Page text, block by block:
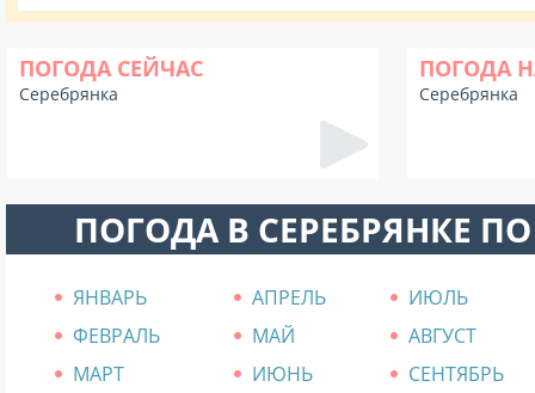
ПОГОДА СЕЙЧАС
Серебрянка
ПОГОДА
Серебрянка
ПОГОДА В СЕРЕБРЯНКЕ
ЯНВАРЬ АПРЕЛЬ
ИЮЛЬ
ФЕВРАЛЬ
МАЙ
АВГУСТ
МАРТ
ИЮНЬ СЕНТЯБРЬ